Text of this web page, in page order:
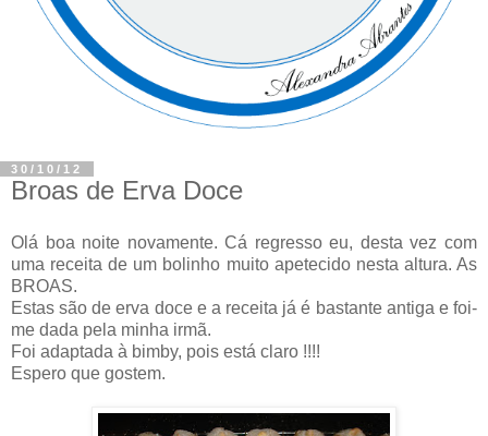
30/10/12
Broas de Erva Doce
Olá boa noite novamente. Cá regresso eu, desta vez com
uma receita de um bolinho muito apetecido nesta altura. As
BROAS.
Estas são de erva doce e a receita já é bastante antiga e foi-
me dada pela minha irmã.
Foi adaptada à bimby, pois está claro !!!!
Espero que gostem.